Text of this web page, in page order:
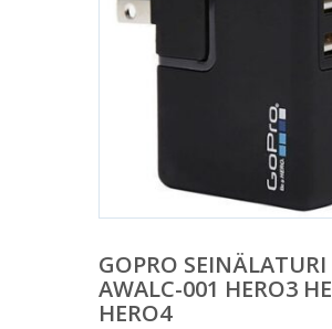
GOPRO SEINÄLATURI
AWALC-001 HERO3
HERO4